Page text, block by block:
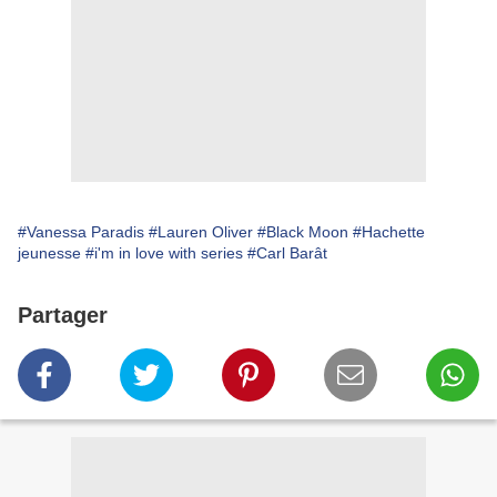
#Vanessa Paradis #Lauren Oliver #Black Moon #Hachette
jeunesse #i'm in love with series #Carl Barât
Partager